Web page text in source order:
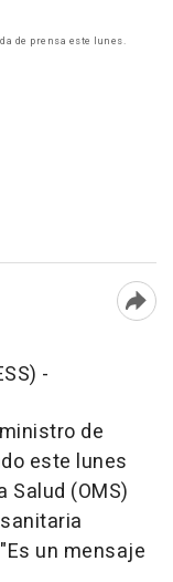
de prensa este lunes.
-
de
este lunes
Salud (OMS)
un mensaje